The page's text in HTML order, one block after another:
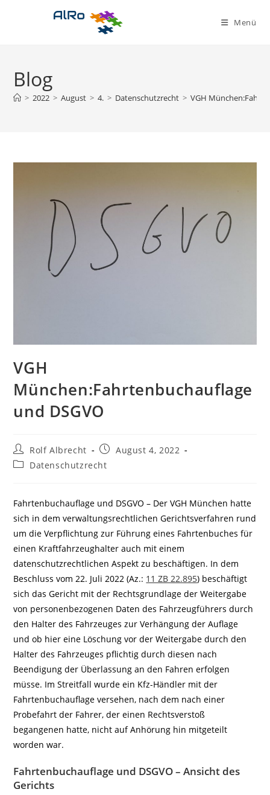
Menü
Blog
> 2022 > August > 4. > Datenschutzrecht > VGH
VGH
München:Fahrtenbuchauflage
und DSGVO
Beitrags-
Autor:
Rolf Albrecht
Beitrag
veröffentlicht:
August 4, 2022
Beitrags-
Datenschutzrecht
Fahrtenbuchauflage und DSGVO – Der VGH München hatte
sich in dem verwaltungsrechtlichen Gerichtsverfahren rund
um die Verpflichtung zur Führung eines Fahrtenbuches für
einen Kraftfahrzeughalter auch mit einem
datenschutzrechtlichen Aspekt zu beschäftigen. In dem
Beschluss vom 22. Juli 2022 (Az.: 11 ZB 22.895) beschäftigt
sich das Gericht mit der Rechtsgrundlage der Weitergabe
von personenbezogenen Daten des Fahrzeugführers durch
den Halter des Fahrzeuges zur Verhängung der Auflage
und ob hier eine Löschung vor der Weitergabe durch den
Halter des Fahrzeuges pflichtig durch diesen nach
Beendigung der Überlassung an den Fahren erfolgen
müsse. Im Streitfall wurde ein Kfz-Händler mit der
Fahrtenbuchauflage versehen, nach dem nach einer
Probefahrt der Fahrer, der einen Rechtsverstoß
begangenen hatte, nicht auf Anhörung hin mitgeteilt
worden war.
Fahrtenbuchauflage und DSGVO – Ansicht des
Gerichts